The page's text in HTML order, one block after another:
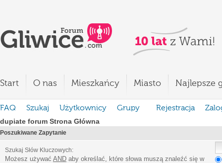
Start O nas Mieszkańcy Miasto Najlepsze
FAQ Szukaj Użytkownicy Grupy Rejestracja
dupiate forum Strona Główna
Poszukiwane Zapytanie
Szukaj Słów Kluczowych:
Możesz używać AND aby określać, które słowa muszą znaleźć się w